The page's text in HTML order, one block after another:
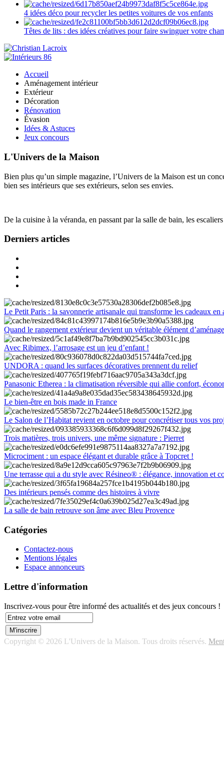
4 idées déco pour recycler les petites voitures de vos enfants
Têtes de lits : des idées créatives pour faire swinguer votre
Accueil
Aménagement intérieur
Extérieur
Décoration
Rénovation
Évasion
Idées & Astuces
Jeux concours
L'Univers de la Maison
Bien plus qu’un simple magazine, l’Univers de la Maison est un
bien ses intérieurs que ses extérieurs, selon ses envies.
De la cuisine à la véranda, en passant par la salle de bain, les
Derniers articles
Le Petit Paris : la savonnerie artisanale qui transforme les cadeaux en
Quand le rangement extérieur devient un véritable élément
Avec Ribimex, l’arrosage est un jeu d’enfant !
UNDORA : quand les surfaces décoratives prennent du relief
Panasonic Etherea : la climatisation réversible qui allie confort,
Le bien-être en bois made in France
Le Salon de l’Habitat revient en octobre pour concrétiser tous vos
Trois matières, trois univers, une même signature : Pierret
Microciment : un espace élégant et durable grâce à Topcret !
Une terrasse qui a du style avec Résineo® : élégance, innovation et
Des intérieurs pensés comme des histoires à vivre
La salle de bain retrouve son âme avec Bleu Provence
Catégories
Contactez-nous
Mentions légales
Espace annonceurs
Lettre d'information
Inscrivez-vous pour être informé des actualités et des jeux concours !
Copyright © 2026 L'Univers de la Maison. Tous droits réservés.